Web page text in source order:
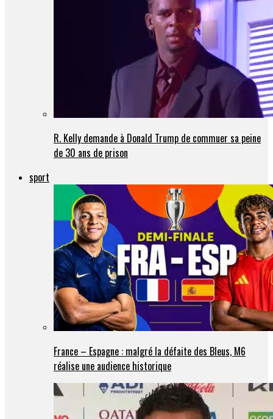
R. Kelly demande à Donald Trump de commuer sa peine
de 30 ans de prison
sport
France – Espagne : malgré la défaite des Bleus, M6
réalise une audience historique